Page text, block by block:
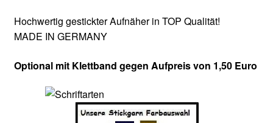
Hochwertig gestickter Aufnäher in TOP Qualität!
MADE IN GERMANY
Optional mit Klettband gegen Aufpreis von 1,50 Euro